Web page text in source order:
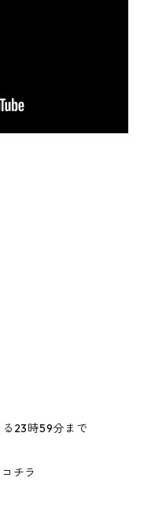
る23時59分まで
チラ